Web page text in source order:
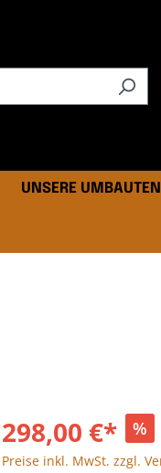
UNSERE UMBAUTEN
298,00 €* %
Preise inkl. MwSt. zzgl.